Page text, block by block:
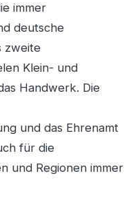
immer
deutsche
zweite
Klein- und
Handwerk. Die
und das Ehrenamt
für die
und Regionen immer